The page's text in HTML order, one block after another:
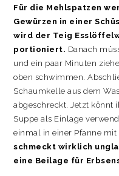
Für die Mehlspatzen
Gewürzen in einer
wird der Teig
portioniert. Danach
und ein paar Minuten
oben schwimmen.
Schaumkelle aus dem
abgeschreckt. Jetzt könnt
Suppe als Einlage
einmal in einer Pfanne mit
schmeckt wirklich
eine Beilage für